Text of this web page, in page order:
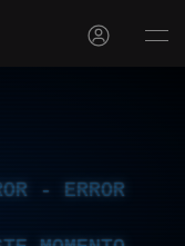
- ERROR